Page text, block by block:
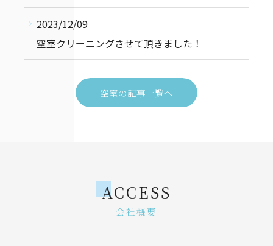
2023/12/09
空室クリーニングさせて頂きました！
空室の記事一覧へ
会社概要
ACCESS